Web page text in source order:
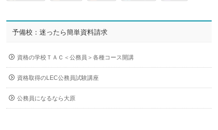
予備校：迷ったら簡単資料請求
資格の学校ＴＡＣ＜公務員＞各種コース開講
資格取得のLEC公務員試験講座
公務員になるなら大原